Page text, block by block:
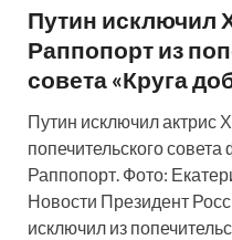
Путин исключил
Раппопорт из
совета «Круга
Путин исключил актрис
попечительского
Раппопорт. Фото:
Новости Президент
исключил из